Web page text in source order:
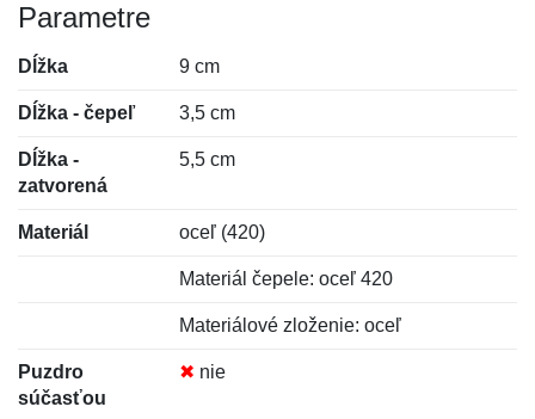
Parametre
Dĺžka 9 cm
Dĺžka - čepeľ 3,5 cm
Dĺžka -
zatvorená
5,5 cm
Materiál oceľ (420)
Materiál čepele: oceľ 420
Materiálové zloženie: oceľ
Puzdro
súčasťou
✖ nie